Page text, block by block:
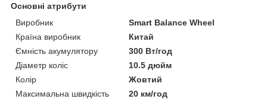
Основні атрибути
Виробник
Smart Balance Wheel
Країна виробник
Китай
Ємність акумулятору
300 Вт/год
Діаметр коліс
10.5 дюйм
Колір
Жовтий
Максимальна швидкість
20 км/год